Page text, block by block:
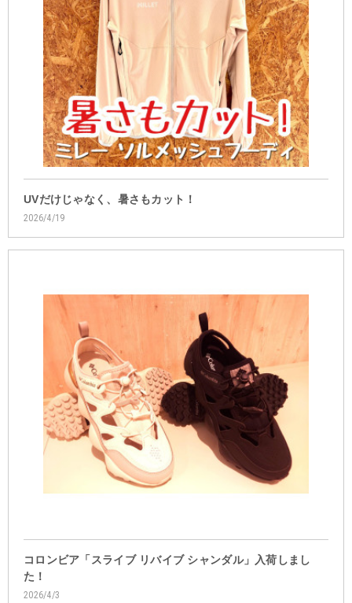
UVだけじゃなく、暑さもカット！
2026/4/19
コロンビア「スライブ リバイブ シャンダル」入荷しまし
た！
2026/4/3